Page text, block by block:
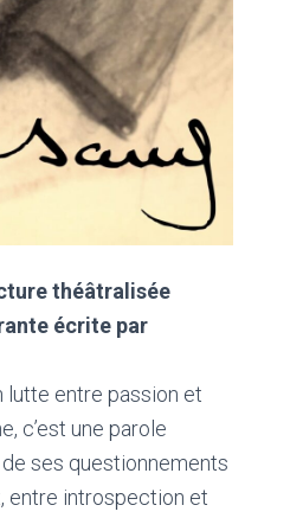
théâtralisée
écrite par
lutte entre passion et
c’est une parole
ses questionnements
entre introspection et